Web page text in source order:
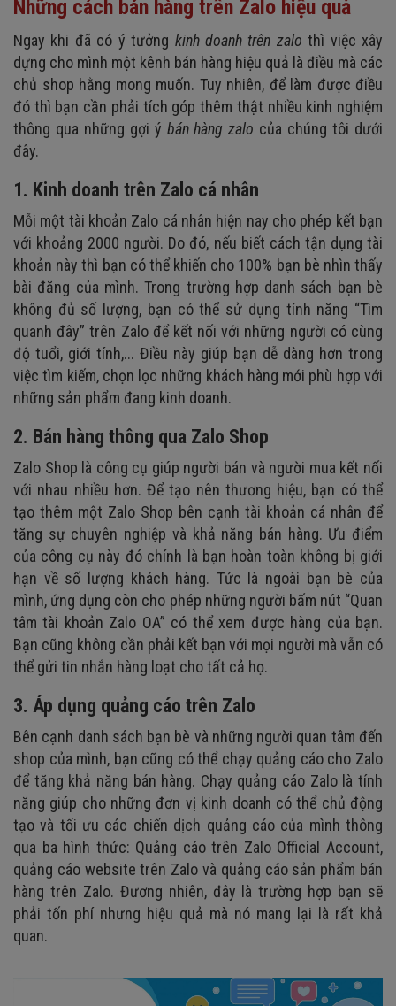
Những cách bán hàng trên Zalo hiệu quả
Ngay khi đã có ý tưởng kinh doanh trên zalo thì việc xây
dựng cho mình một kênh bán hàng hiệu quả là điều mà các
chủ shop hằng mong muốn. Tuy nhiên, để làm được điều
đó thì bạn cần phải tích góp thêm thật nhiều kinh nghiệm
thông qua những gợi ý bán hàng zalo của chúng tôi dưới
đây.
1. Kinh doanh trên Zalo cá nhân
Mỗi một tài khoản Zalo cá nhân hiện nay cho phép kết bạn
với khoảng 2000 người. Do đó, nếu biết cách tận dụng tài
khoản này thì bạn có thể khiến cho 100% bạn bè nhìn thấy
bài đăng của mình. Trong trường hợp danh sách bạn bè
không đủ số lượng, bạn có thể sử dụng tính năng “Tìm
quanh đây” trên Zalo để kết nối với những người có cùng
độ tuổi, giới tính,... Điều này giúp bạn dễ dàng hơn trong
việc tìm kiếm, chọn lọc những khách hàng mới phù hợp với
những sản phẩm đang kinh doanh.
2. Bán hàng thông qua Zalo Shop
Zalo Shop là công cụ giúp người bán và người mua kết nối
với nhau nhiều hơn. Để tạo nên thương hiệu, bạn có thể
tạo thêm một Zalo Shop bên cạnh tài khoản cá nhân để
tăng sự chuyên nghiệp và khả năng bán hàng. Ưu điểm
của công cụ này đó chính là bạn hoàn toàn không bị giới
hạn về số lượng khách hàng. Tức là ngoài bạn bè của
mình, ứng dụng còn cho phép những người bấm nút “Quan
tâm tài khoản Zalo OA” có thể xem được hàng của bạn.
Bạn cũng không cần phải kết bạn với mọi người mà vẫn có
thể gửi tin nhắn hàng loạt cho tất cả họ.
3. Áp dụng quảng cáo trên Zalo
Bên cạnh danh sách bạn bè và những người quan tâm đến
shop của mình, bạn cũng có thể chạy quảng cáo cho Zalo
để tăng khả năng bán hàng. Chạy quảng cáo Zalo là tính
năng giúp cho những đơn vị kinh doanh có thể chủ động
tạo và tối ưu các chiến dịch quảng cáo của mình thông
qua ba hình thức: Quảng cáo trên Zalo Official Account,
quảng cáo website trên Zalo và quảng cáo sản phẩm bán
hàng trên Zalo. Đương nhiên, đây là trường hợp bạn sẽ
phải tốn phí nhưng hiệu quả mà nó mang lại là rất khả
quan.